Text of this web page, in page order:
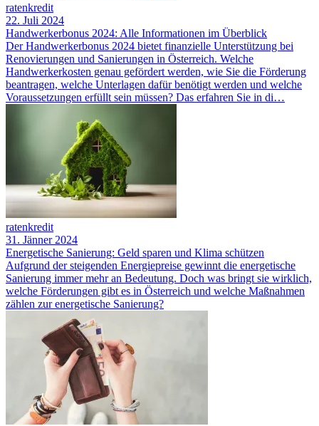
ratenkredit
22. Juli 2024
Handwerkerbonus 2024: Alle Informationen im Überblick
Der Handwerkerbonus 2024 bietet finanzielle Unterstützung bei
Renovierungen und Sanierungen in Österreich. Welche
Handwerkerkosten genau gefördert werden, wie Sie die Förderung
beantragen, welche Unterlagen dafür benötigt werden und welche
Voraussetzungen erfüllt sein müssen? Das erfahren Sie in di…
ratenkredit
31. Jänner 2024
Energetische Sanierung: Geld sparen und Klima schützen
Aufgrund der steigenden Energiepreise gewinnt die energetische
Sanierung immer mehr an Bedeutung. Doch was bringt sie wirklich,
welche Förderungen gibt es in Österreich und welche Maßnahmen
zählen zur energetische Sanierung?